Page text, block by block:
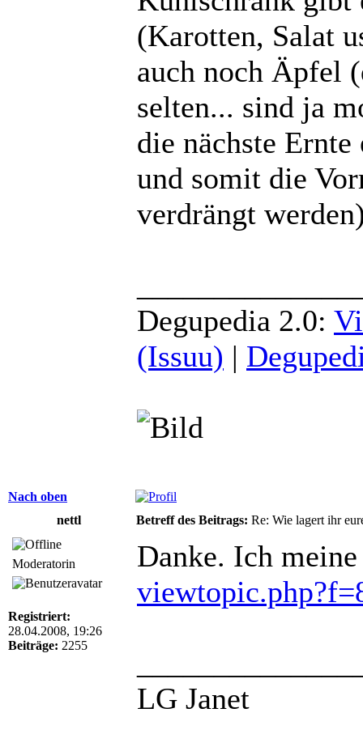
(Karotten, Salat
auch noch Äpfel
selten... sind ja
die nächste Ernte
und somit die
verdrängt
Degupedia 2.0:
(Issuu) |
Nach oben
nettl
Betreff des Beitrags: Re: Wie lagert ihr
Moderatorin
Registriert:
28.04.2008, 19:26
Beiträge: 2255
Danke. Ich
LG Janet